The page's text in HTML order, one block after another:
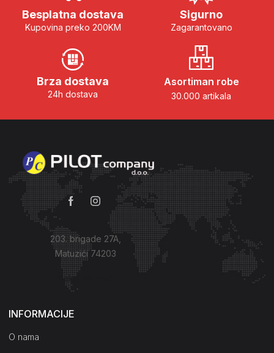
Besplatna dostava
Kupovina preko 200KM
Sigurno
Zagarantovano
Brza dostava
24h dostava
Asortiman robe
30.000 artikala
203. brigade 27A,
Matuzići 74203
Kako do nas?
INFORMACIJE
O nama